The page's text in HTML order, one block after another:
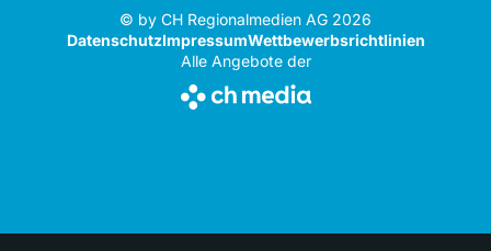
© by CH Regionalmedien AG 2026
DatenschutzImpressumWettbewerbsrichtlinien
Alle Angebote der